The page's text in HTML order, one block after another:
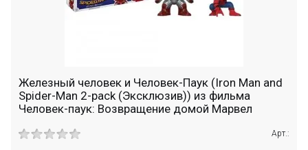
Железный человек и Человек-Паук (Iron Man and
Spider-Man 2-pack (Эксклюзив)) из фильма
Человек-паук: Возвращение домой Марвел
Арт.: